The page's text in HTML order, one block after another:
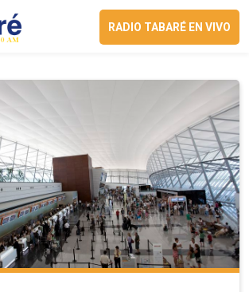
RADIO TABARÉ EN VIVO